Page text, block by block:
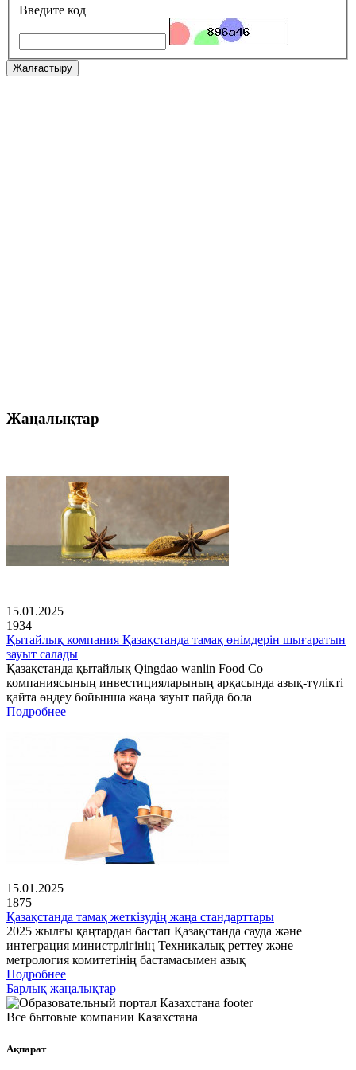
Введите код
Жалғастыру
Жаңалықтар
15.01.2025
1934
Қытайлық компания Қазақстанда тамақ өнімдерін шығаратын
зауыт салады
Қазақстанда қытайлық Qingdao wanlin Food Co
компаниясының инвестицияларының арқасында азық-түлікті
қайта өңдеу бойынша жаңа зауыт пайда бола
Подробнее
15.01.2025
1875
Қазақстанда тамақ жеткізудің жаңа стандарттары
2025 жылғы қаңтардан бастап Қазақстанда сауда және
интеграция министрлігінің Техникалық реттеу және
метрология комитетінің бастамасымен азық
Подробнее
Барлық жаңалықтар
Все бытовые компании Казахстана
Ақпарат